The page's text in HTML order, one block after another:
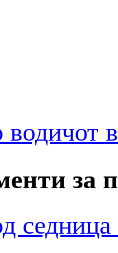
водичот
за